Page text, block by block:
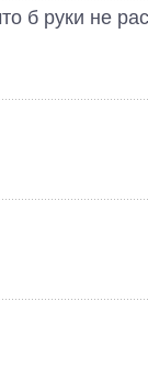
б руки не